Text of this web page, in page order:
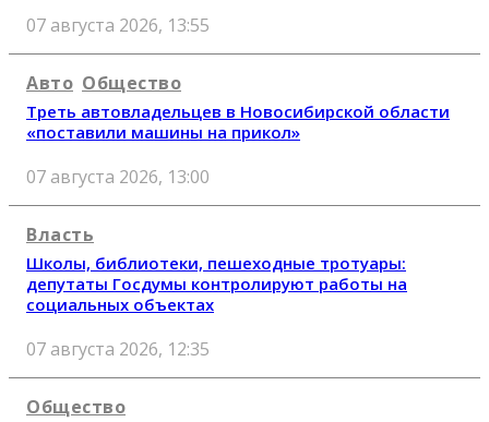
07 августа 2026, 13:55
Авто Общество
Треть автовладельцев в Новосибирской области
«поставили машины на прикол»
07 августа 2026, 13:00
Власть
Школы, библиотеки, пешеходные тротуары:
депутаты Госдумы контролируют работы на
социальных объектах
07 августа 2026, 12:35
Общество